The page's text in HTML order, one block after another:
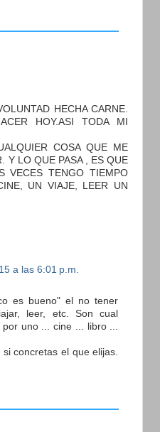
HECHA CARNE.
HOY.ASI TODA MI
COSA QUE ME
Y LO QUE PASA , ES QUE
VECES TENGO TIEMPO
UN VIAJE, LEER UN
a las 6:01 p.m.
es bueno" el no tener
leer, etc. Son cual
uno ... cine ... libro ...
concretas el que elijas.